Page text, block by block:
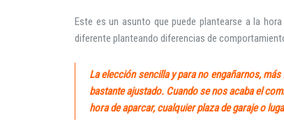
Este es un asunto que puede plantearse a la
diferente planteando diferencias de
La elección sencilla y para no engañarnos,
bastante ajustado. Cuando se nos acaba el
hora de aparcar, cualquier plaza de garaje o